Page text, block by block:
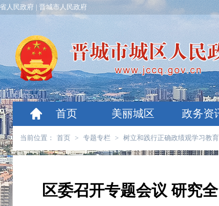
人民政府 晋城市人民政府
首页 美丽城区 政务资
当前位置： 首页 > 专题专栏 > 树立和践行正确政绩观学习教育
区委召开专题会议 研究